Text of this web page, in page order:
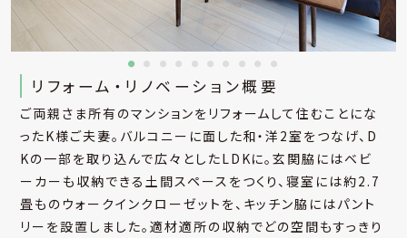
リフォーム・リノベーション概要
ご両親さま所有のマンションをリフォームして住むことにな
ったK様ご夫妻。バルコニーに面した和・洋2室をつなげ、D
Kの一部を取り込んで広々としたLDKに。玄関脇にはベビ
ーカーも収納できる土間スペースをつくり、寝室には約2.7
畳ものウォークインクローゼットを、キッチン脇にはパント
リーを設置しました。適材適所の収納でどの空間もすっきり
● ● ● ● ● ● ● ● ● ●